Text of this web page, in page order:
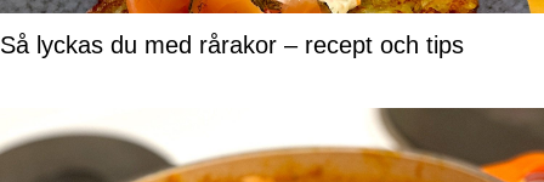
Så lyckas du med rårakor – recept och tips